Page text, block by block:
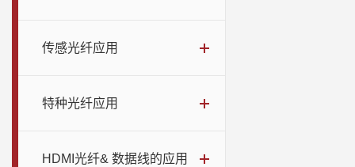
传感光纤应用
特种光纤应用
HDMI光纤& 数据线的应用